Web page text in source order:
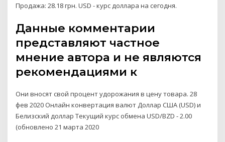
Продажа: 28.18 грн. USD - курс доллара на сегодня.
Данные комментарии
представляют частное
мнение автора и не являются
рекомендациями к
Они вносят свой процент удорожания в цену товара. 28
фев 2020 Онлайн конвертация валют Доллар США (USD) и
Белизский доллар Текущий курс обмена USD/BZD - 2.00
(обновлено 21 марта 2020